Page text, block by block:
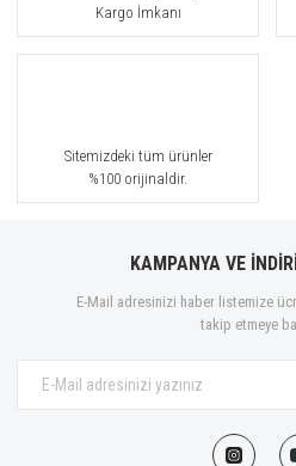
Kargo İmkanı
Sitemizdeki tüm ürünler
%100 orijinaldir.
KAMPANYA VE
E-Mail adresinizi haber listemize
takip etmeye